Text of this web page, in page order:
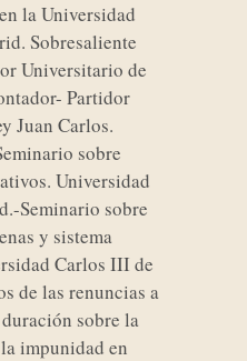
la Universidad
Sobresaliente
Universitario de
Partidor
Juan Carlos.
sobre
Universidad
Seminario sobre
y sistema
Carlos III de
de las renuncias a
sobre la
impunidad en